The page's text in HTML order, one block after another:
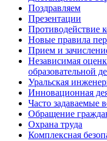
Поздравляем
Презентации
Противодействие
Новые правила
Прием и
Независимая
образовательной
Уральская
Инновационная
Часто задаваемые
Обращение
Охрана труда
Комплексная